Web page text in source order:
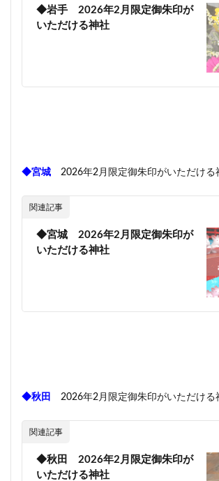
◆岩手 2026年2月限定御朱印が
いただける神社
◆宮城 2026年2月限定御朱印がいただける
関連記事
◆宮城 2026年2月限定御朱印が
いただける神社
◆秋田 2026年2月限定御朱印がいただける
関連記事
◆秋田 2026年2月限定御朱印が
いただける神社